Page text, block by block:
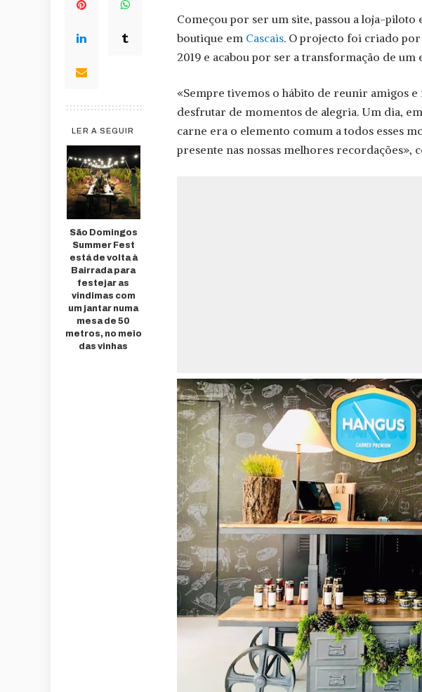
LER A SEGUIR
São Domingos
Summer Fest
está de volta à
Bairrada para
festejar as
vindimas com
um jantar numa
mesa de 50
metros, no meio
das vinhas
Começou por ser um site, passou a loja-
boutique em Cascais. O projecto foi criado
2019 e acabou por ser a transformação de
«Sempre tivemos o hábito de reunir amigos e
desfrutar de momentos de alegria. Um dia,
carne era o elemento comum a todos esses
presente nas nossas melhores recordações»,